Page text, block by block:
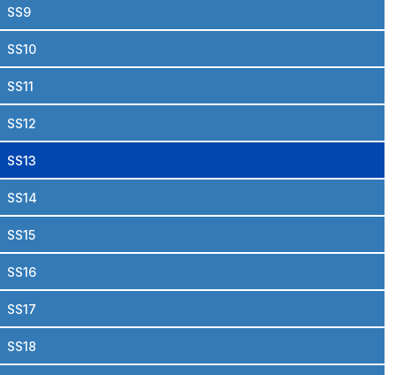
SS9
SS10
SS11
SS12
SS13
SS14
SS15
SS16
SS17
SS18